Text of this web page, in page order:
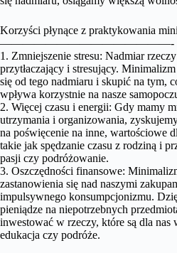
Korzyści płynące z praktykowania
———————————————-
1. Zmniejszenie stresu: Nadmiar
przytłaczający i stresujący.
się od tego nadmiaru i skupić na tym,
wpływa korzystnie na nasze
2. Więcej czasu i energii: Gdy mamy
utrzymania i organizowania,
na poświęcenie na inne, wartościowe
takie jak spędzanie czasu z rodziną i
pasji czy podróżowanie.
3. Oszczędności finansowe:
zastanowienia się nad naszymi
impulsywnego konsumpcjonizmu.
pieniądze na niepotrzebnych
inwestować w rzeczy, które są dla nas
edukacja czy podróże.